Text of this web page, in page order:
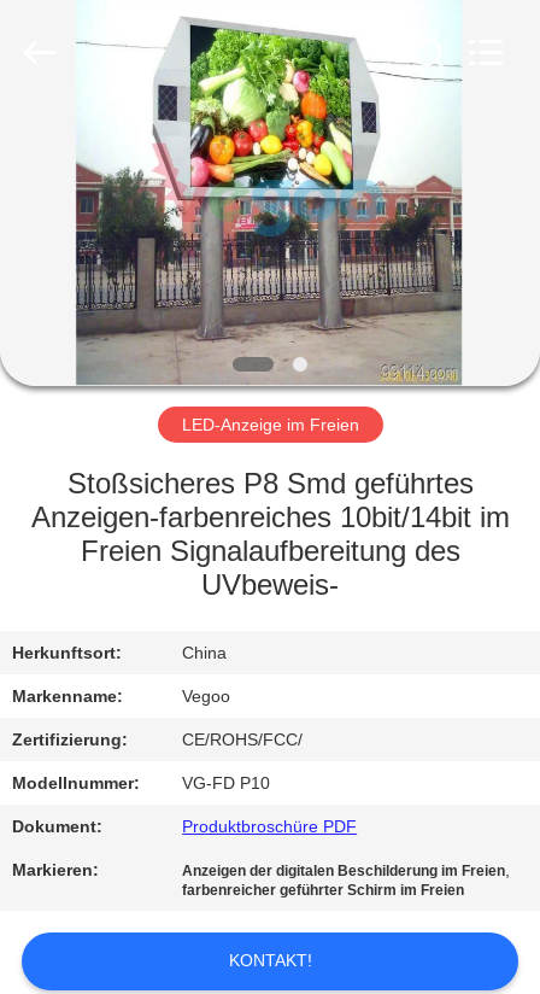
HAUSE
PRODUKTE
VIDEOS
ÜBER
WERKSBESICHTIGUNG
QUALITÄTSKONTROLLE
KONTAKT
MIT
UNS
NEUIGKEITEN
UM
EIN
LED-Anzeige im Freien
Stoßsicheres P8 Smd geführtes
Anzeigen-farbenreiches 10bit/14bit im
Freien Signalaufbereitung des
UVbeweis-
Herkunftsort: China
Markenname: Vegoo
Zertifizierung: CE/ROHS/FCC/
Modellnummer: VG-FD P10
Dokument: Produktbroschüre PDF
Markieren: Anzeigen der digitalen Beschilderung im Freien,
farbenreicher geführter Schirm im Freien
KONTAKT!